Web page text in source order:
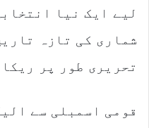
لیے ایک نیا
شماری کی تازہ
تحریری طور پر